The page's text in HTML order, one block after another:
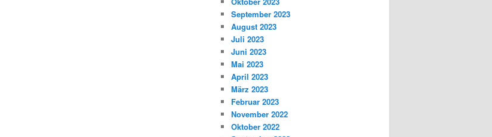
September 2023
August 2023
Juli 2023
Juni 2023
Mai 2023
April 2023
März 2023
Februar 2023
November 2022
Oktober 2022